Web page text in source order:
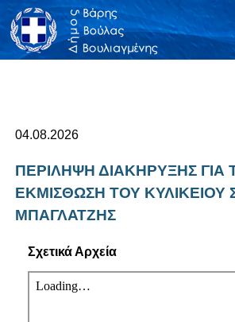
04.08.2026
ΠΕΡΙΛΗΨΗ ΔΙΑΚΗΡΥΞΗΣ ΓΙΑ
ΕΚΜΙΣΘΩΣΗ ΤΟΥ ΚΥΛΙΚΕΙΟΥ
ΜΠΑΓΛΑΤΖΗΣ
Σχετικά Αρχεία